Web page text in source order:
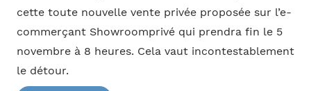
cette toute nouvelle vente privée proposée sur l’e-
commerçant Showroomprivé qui prendra fin le 5
novembre à 8 heures. Cela vaut incontestablement
le détour.